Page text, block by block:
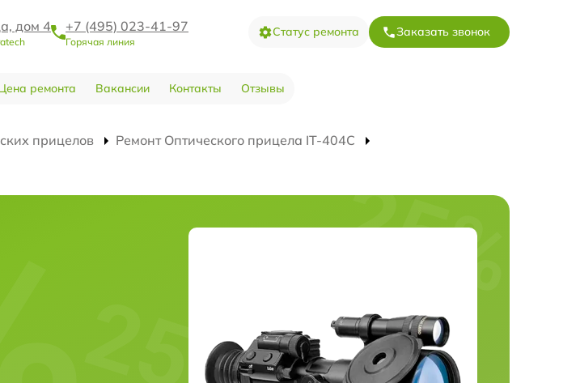
дом 4 +7 (495) 023-41-97
Горячая линия
Статус ремонта Заказать звонок
ремонта Вакансии Контакты Отзывы
прицелов
Ремонт Оптического прицела IT-404C